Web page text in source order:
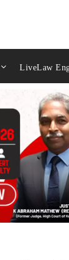
LiveLaw